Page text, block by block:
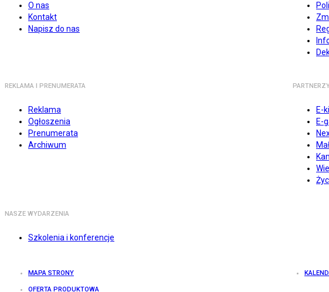
O nas
Kontakt
Napisz do nas
REKLAMA I PRENUMERATA
Reklama
Ogłoszenia
Prenumerata
Archiwum
E-
E-
NASZE WYDARZENIA
Szkolenia i konferencje
MAPA STRONY
OFERTA PRODUKTOWA